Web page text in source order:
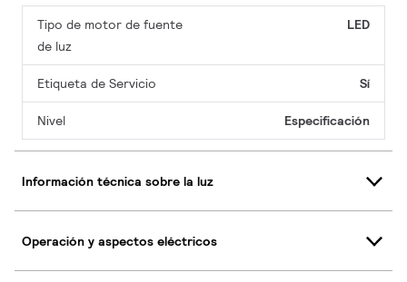
Tipo de motor de fuente
de luz
LED
Etiqueta de Servicio Sí
Nivel Especificación
Información técnica sobre la luz
Operación y aspectos eléctricos